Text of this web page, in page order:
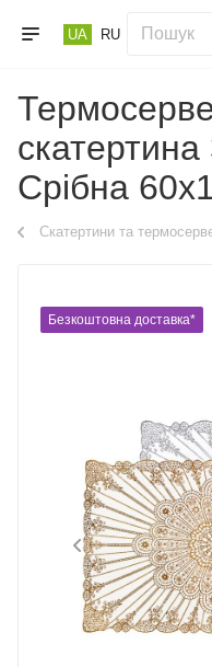
UA RU
Срібна
Скатертини та
Безкоштовна доставка*